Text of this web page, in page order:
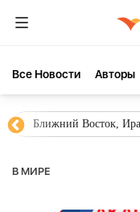
Все Новости Aвторы
Ближний Восток,
В МИРЕ